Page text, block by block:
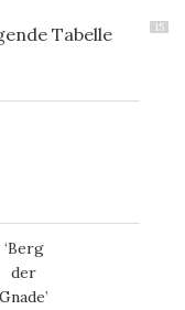
15
Tabelle
‘Berg
der
Gnade’